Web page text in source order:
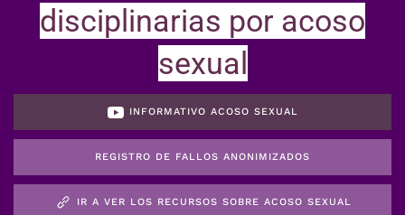
disciplinarias por acoso
sexual
INFORMATIVO ACOSO SEXUAL
REGISTRO DE FALLOS ANONIMIZADOS
IR A VER LOS RECURSOS SOBRE ACOSO SEXUAL